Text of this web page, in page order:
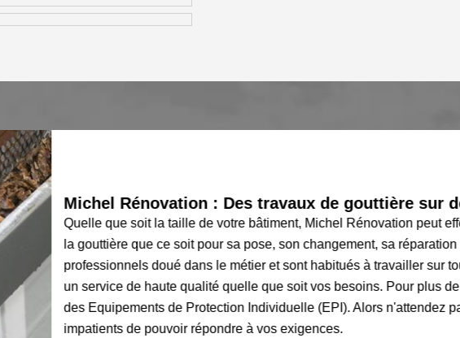
Michel Rénovation : Des travaux de gouttière sur des
Quelle que soit la taille de votre bâtiment, Michel Rénovation peut
la gouttière que ce soit pour sa pose, son changement, sa réparation ou
professionnels doué dans le métier et sont habitués à travailler sur toutes
un service de haute qualité quelle que soit vos besoins. Pour plus de
des Equipements de Protection Individuelle (EPI). Alors n'attendez pas
impatients de pouvoir répondre à vos exigences.